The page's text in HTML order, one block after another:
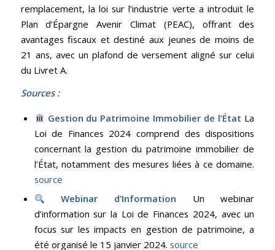
remplacement, la loi sur l’industrie verte a introduit le
Plan d’Épargne Avenir Climat (PEAC), offrant des
avantages fiscaux et destiné aux jeunes de moins de
21 ans, avec un plafond de versement aligné sur celui
du Livret A.
Sources :
Gestion du Patrimoine Immobilier de l’État La
Loi de Finances 2024 comprend des dispositions
concernant la gestion du patrimoine immobilier de
l’État, notamment des mesures liées à ce domaine.
source
Webinar d’Information Un webinar
d’information sur la Loi de Finances 2024, avec un
focus sur les impacts en gestion de patrimoine, a
été organisé le 15 janvier 2024. source